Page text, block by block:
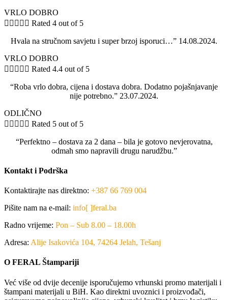
VRLO DOBRO
     Rated 4 out of 5
Hvala na stručnom savjetu i super brzoj isporuci…” 14.08.2024.
VRLO DOBRO
     Rated 4.4 out of 5
“Roba vrlo dobra, cijena i dostava dobra. Dodatno pojašnjavanje
nije potrebno.” 23.07.2024.
ODLIČNO
     Rated 5 out of 5
“Perfektno – dostava za 2 dana – bila je gotovo nevjerovatna,
odmah smo napravili drugu narudžbu.”
Kontakt i Podrška
Kontaktirajte nas direktno: +387 66 769 004
Pišite nam na e-mail: info[ ]feral.ba
Radno vrijeme: Pon – Sub 8.00 – 18.00h
Adresa: Alije Isakovića 104, 74264 Jelah, Tešanj
O FERAL Štampariji
Već više od dvije decenije isporučujemo vrhunski promo materijali i
štampani materijali u BiH. Kao direktni uvoznici i proizvođači,